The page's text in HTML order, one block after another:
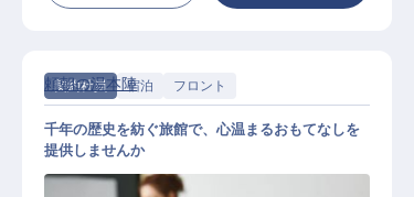
契約社員 宿泊 フロント
頼朝の湯本陣
千年の歴史を紡ぐ旅館で、心温まるおもてなしを
提供しませんか